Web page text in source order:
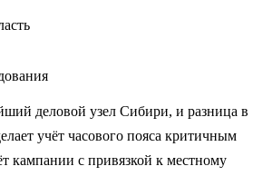
деловой узел Сибири, и разница в
учёт часового пояса критичным
кампании с привязкой к местному